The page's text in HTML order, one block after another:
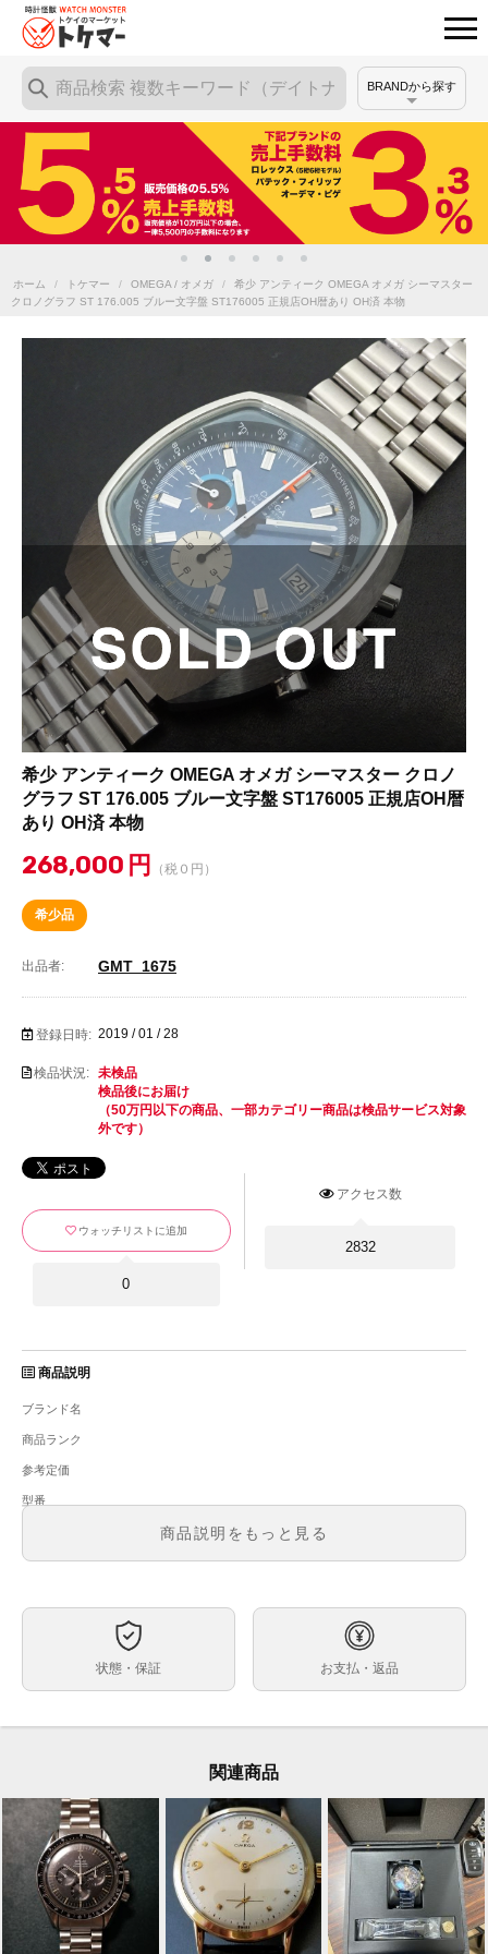
BRANDから探す
ホーム / トケマー / OMEGA / オメガ /
希少 アンティーク OMEGA オメガ シーマスター
クロノグラフ ST 176.005 ブルー文字盤 ST176005 正規店OH暦あり OH済 本物
希少 アンティーク OMEGA オメガ シーマスター クロノ
グラフ ST 176.005 ブルー文字盤 ST176005 正規店OH暦
あり OH済 本物
268,000 円 （税０円）
希少品
出品者: GMT_1675
登録日時: 2019 / 01 / 28
検品状況: 未検品
検品後にお届け
（50万円以下の商品、一部カテゴリー商品は検品サービス対象
外です）
アクセス数
2832
ウォッチリストに追加
0
商品説明
ブランド名
商品ランク
参考定価
型番
文字盤
素材
全体的にキズおよび経年劣化が見られますが、アンティ
ークとしては
比較的良好なコンディションです
ベルトに強い伸びが見られます
コメント ブランド OMEGA オメガ
品名 シーマスター クロノグラフ
商品説明をもっと見る
状態・保証 お支払・返品
関連商品